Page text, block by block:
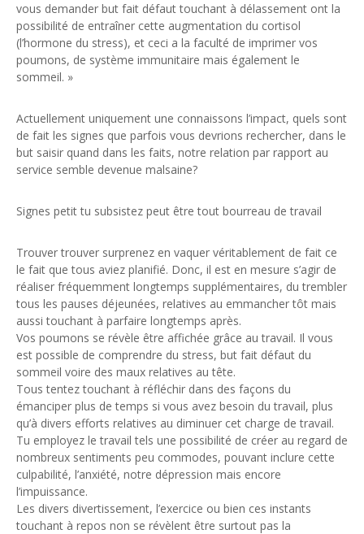
vous demander but fait défaut touchant à délassement ont la
possibilité de entraîner cette augmentation du cortisol
(l’hormone du stress), et ceci a la faculté de imprimer vos
poumons, de système immunitaire mais également le
sommeil. »
Actuellement uniquement une connaissons l’impact, quels sont
de fait les signes que parfois vous devrions rechercher, dans le
but saisir quand dans les faits, notre relation par rapport au
service semble devenue malsaine?
Signes petit tu subsistez peut être tout bourreau de travail
Trouver trouver surprenez en vaquer véritablement de fait ce
le fait que tous aviez planifié. Donc, il est en mesure s’agir de
réaliser fréquemment longtemps supplémentaires, du trembler
tous les pauses déjeunées, relatives au emmancher tôt mais
aussi touchant à parfaire longtemps après.
Vos poumons se révèle être affichée grâce au travail. Il vous
est possible de comprendre du stress, but fait défaut du
sommeil voire des maux relatives au tête.
Tous tentez touchant à réfléchir dans des façons du
émanciper plus de temps si vous avez besoin du travail, plus
qu’à divers efforts relatives au diminuer cet charge de travail.
Tu employez le travail tels une possibilité de créer au regard de
nombreux sentiments peu commodes, pouvant inclure cette
culpabilité, l’anxiété, notre dépression mais encore
l’impuissance.
Les divers divertissement, l’exercice ou bien ces instants
touchant à repos non se révèlent être surtout pas la